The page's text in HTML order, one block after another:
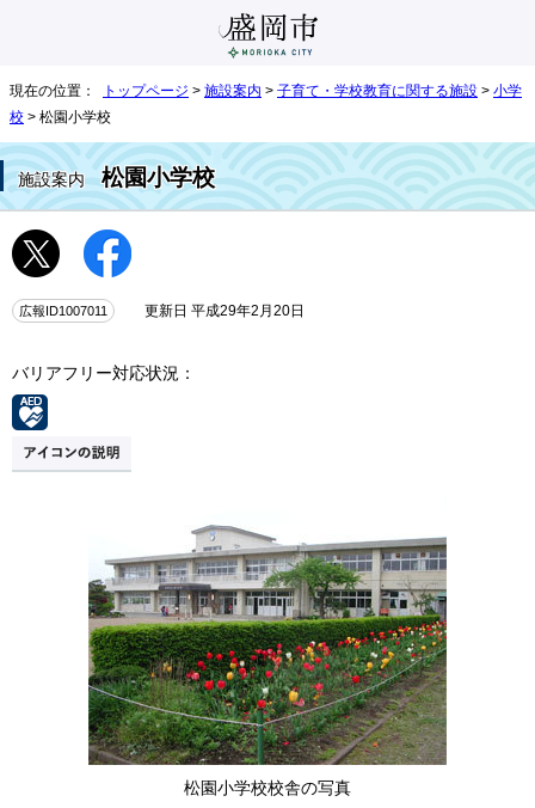
現在の位置： トップページ > 施設案内 > 子育て・学校教育に関する施設 > 小学
校 > 松園小学校
施設案内松園小学校
広報ID1007011 更新日 平成29年2月20日
バリアフリー対応状況：
松園小学校校舎の写真